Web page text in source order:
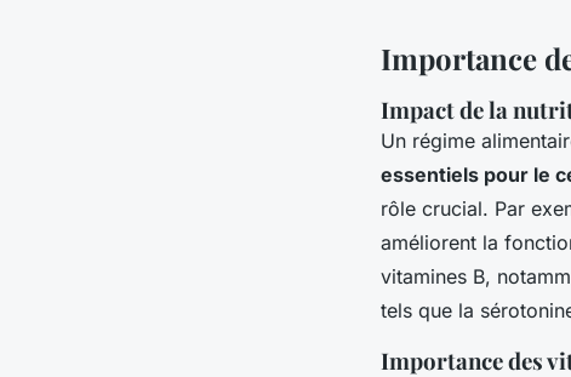
Importance
Impact de la
Un régime
essentiels pour le
rôle crucial. Par
améliorent la
vitamines B,
tels que la
Importance des